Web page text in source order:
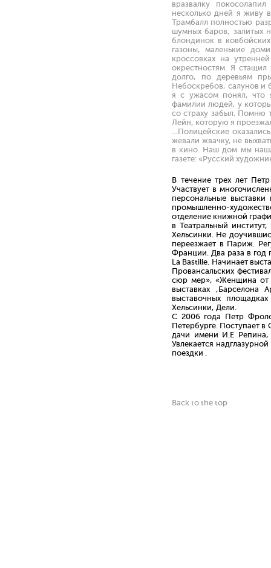
вразвалку
несколько дней я живу
Трамбалл полностью
шумных баров, залитых
блондинок в
газоны, маленькие
кроссовках на
окрестностям. Я
долго, по деревьям
Небоскребов, салунов и
я с ужасом понял, что
фамилии людей, у
со страху забыл. Помню
Лейн, которую я
…Полицейские
жевали жвачку, не
в кино. Наш дом мы
газете: «Русский
В течение трех лет
Участвует в
персональные
промышленно-
отделение книжной
в Театральный
Хельсинки. Не
переезжает в Париж.
Франции. Два раза в год
La Bastille. Начинает
Провансальских
сюр мер», «Женщина от
выставках
выставочных
Хельсинки, Дели.
С 2006 года Петр
Петербурге. Поступает
дачи имени И.Е Репина,
Увлекается
поездки .
Back to the top